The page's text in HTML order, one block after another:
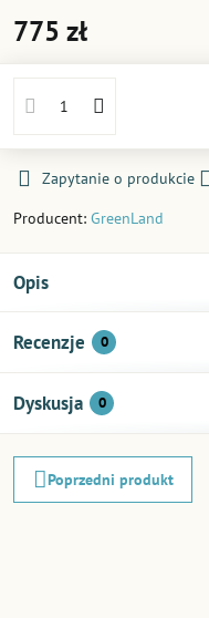
775 zł
Zapytanie o produkcie
Producent: GreenLand
Opis
Recenzje 0
Dyskusja 0
Poprzedni produkt